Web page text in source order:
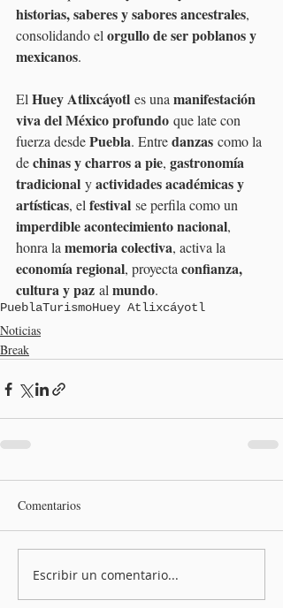
historias, saberes y sabores ancestrales,
consolidando el orgullo de ser poblanos y
mexicanos.
El Huey Atlixcáyotl es una manifestación
viva del México profundo que late con
fuerza desde Puebla. Entre danzas como la
de chinas y charros a pie, gastronomía
tradicional y actividades académicas y
artísticas, el festival se perfila como un
imperdible acontecimiento nacional,
honra la memoria colectiva, activa la
economía regional, proyecta confianza,
cultura y paz al mundo.
PueblaTurismoHuey Atlixcáyotl
Noticias
Break
Comentarios
Escribir un comentario...